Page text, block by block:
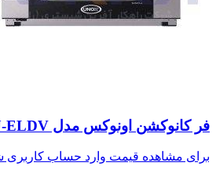
فر کانوکشن اونوکس مدل XEFT-03EU-ELDV
برای مشاهده قیمت وارد حساب کاربری